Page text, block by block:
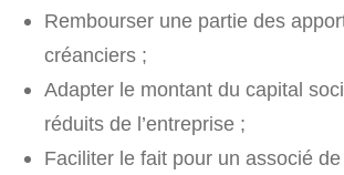
Rembourser une partie des
créanciers ;
Adapter le montant du capital
réduits de l’entreprise ;
Faciliter le fait pour un associé de